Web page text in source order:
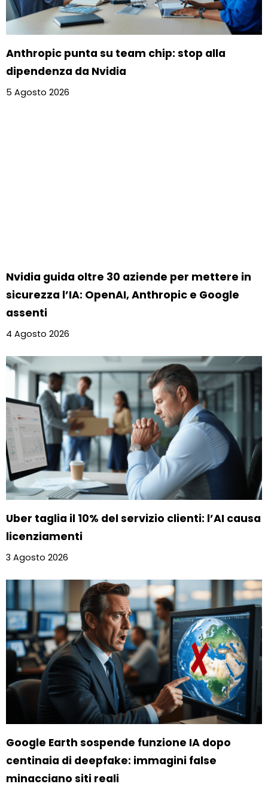
Anthropic punta su team chip: stop alla
dipendenza da Nvidia
5 Agosto 2026
Nvidia guida oltre 30 aziende per mettere in
sicurezza l’IA: OpenAI, Anthropic e Google
assenti
4 Agosto 2026
Uber taglia il 10% del servizio clienti: l’AI causa
licenziamenti
3 Agosto 2026
Google Earth sospende funzione IA dopo
centinaia di deepfake: immagini false
minacciano siti reali